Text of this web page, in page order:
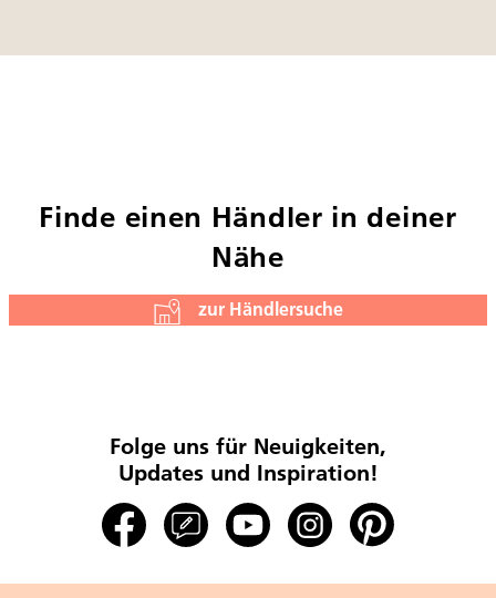
Finde einen Händler in deiner
Nähe
zur Händlersuche
Folge uns für Neuigkeiten,
Updates und Inspiration!